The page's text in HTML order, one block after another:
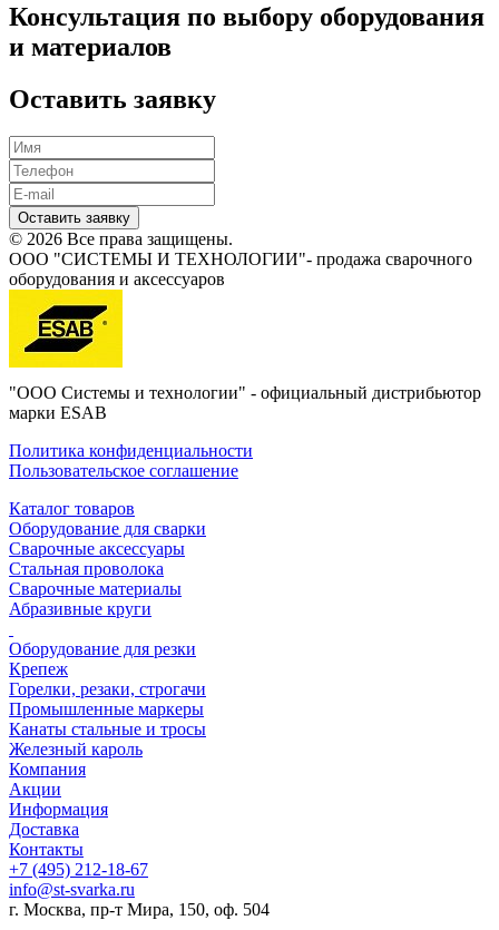
Консультация по выбору оборудования
и материалов
Оставить заявку
Оставить заявку
© 2026 Все права защищены.
ООО "СИСТЕМЫ И ТЕХНОЛОГИИ"- продажа сварочного
оборудования и аксессуаров
"ООО Системы и технологии" - официальный дистрибьютор
марки ESAB
Политика конфиденциальности
Пользовательское соглашение
Каталог товаров
Оборудование для сварки
Сварочные аксессуары
Стальная проволока
Сварочные материалы
Абразивные круги
Оборудование для резки
Крепеж
Горелки, резаки, строгачи
Промышленные маркеры
Канаты стальные и тросы
Железный кароль
Компания
Акции
Информация
Доставка
Контакты
+7 (495) 212-18-67
info@st-svarka.ru
г. Москва, пр-т Мира, 150, оф. 504